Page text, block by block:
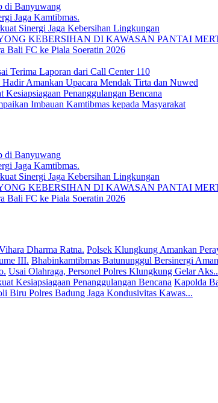
di Banyuwang
Jaga Kamtibmas.
Sinergi Jaga Kebersihan Lingkungan
KEBERSIHAN DI KAWASAN PANTAI
Bali FC ke Piala Soeratin 2026
Terima Laporan dari Call Center 110
Amankan Upacara Mendak Tirta dan Nuwed
Penanggulangan Bencana
Imbauan Kamtibmas kepada Masyarakat
di Banyuwang
Jaga Kamtibmas.
Sinergi Jaga Kebersihan Lingkungan
KEBERSIHAN DI KAWASAN PANTAI
Bali FC ke Piala Soeratin 2026
Polsek Klungkung Amankan
Bhabinkamtibmas Batununggul Bersinergi
Usai Olahraga, Personel Polres Klungkung Gelar
Kapolda
Biru Polres Badung Jaga Kondusivitas Kawas...